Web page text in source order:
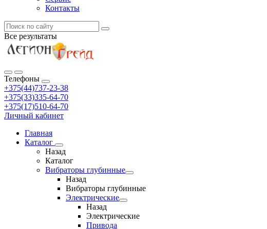
Контакты
Все результаты
Телефоны
+375(44)737-23-38
+375(33)335-64-70
+375(17)510-64-70
Личный кабинет
Главная
Каталог
Назад
Каталог
Вибраторы глубинные
Назад
Вибраторы глубинные
Электрические
Назад
Электрические
Привода